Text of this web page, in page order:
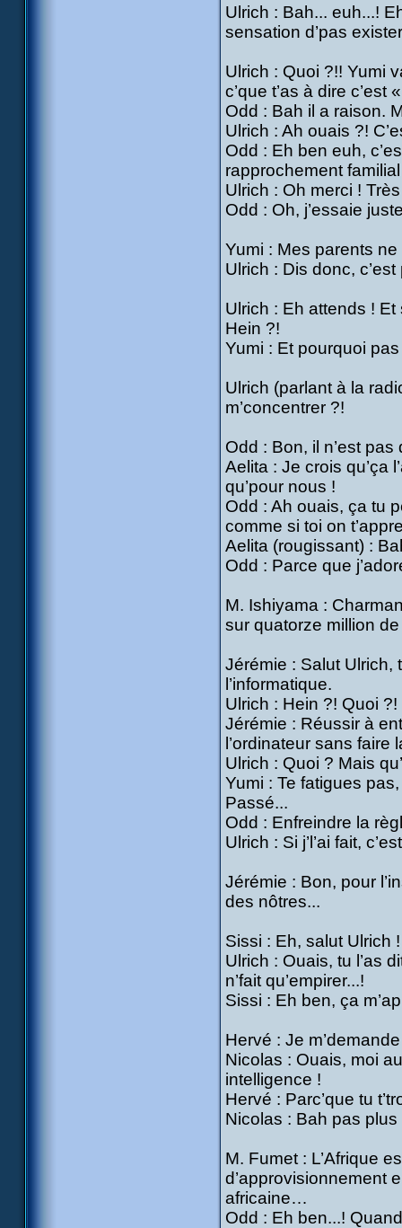
Ulrich : Bah... euh...!
sensation d’pas
Ulrich : Quoi ?!! Yumi
c’que t’as à dire c’est
Odd : Bah il a raison.
Ulrich : Ah ouais ?!
Odd : Eh ben euh,
rapprochement
Ulrich : Oh merci !
Odd : Oh, j’essaie
Yumi : Mes parents ne
Ulrich : Dis donc,
Ulrich : Eh attends ! Et
Hein ?!
Yumi : Et pourquoi
Ulrich (parlant à la
m’concentrer ?!
Odd : Bon, il n’est
Aelita : Je crois qu’ça
qu’pour nous !
Odd : Ah ouais, ça tu
comme si toi on
Aelita (rougissant) :
Odd : Parce que
M. Ishiyama :
sur quatorze million
Jérémie : Salut Ulrich,
l’informatique.
Ulrich : Hein ?! Quoi
Jérémie : Réussir à
l’ordinateur sans
Ulrich : Quoi ? Mais
Yumi : Te fatigues
Passé...
Odd : Enfreindre la
Ulrich : Si j’l’ai fait,
Jérémie : Bon, pour
des nôtres...
Sissi : Eh, salut Ulrich
Ulrich : Ouais, tu l’as
n’fait qu’empirer...!
Sissi : Eh ben, ça
Hervé : Je
Nicolas : Ouais, moi
intelligence !
Hervé : Parc’que tu
Nicolas : Bah pas plus
M. Fumet : L’Afrique
d’approvisionnement
africaine…
Odd : Eh ben...!